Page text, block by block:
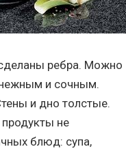
ребра. Можно
нежным и сочным.
и дно толстые.
не
блюд: супа,